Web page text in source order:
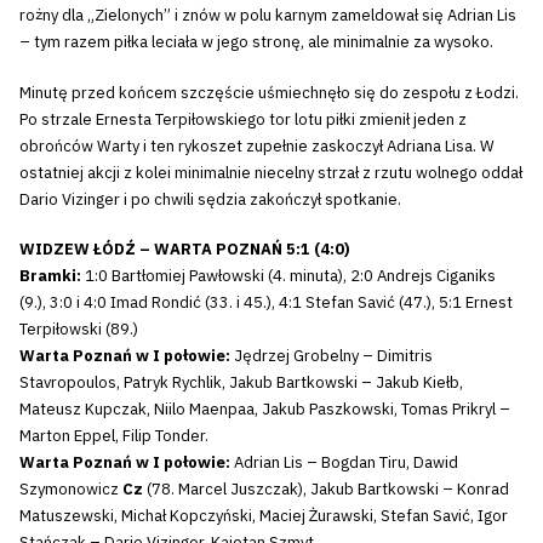
rożny dla „Zielonych” i znów w polu karnym zameldował się Adrian Lis
– tym razem piłka leciała w jego stronę, ale minimalnie za wysoko.
Minutę przed końcem szczęście uśmiechnęło się do zespołu z Łodzi.
Po strzale Ernesta Terpiłowskiego tor lotu piłki zmienił jeden z
obrońców Warty i ten rykoszet zupełnie zaskoczył Adriana Lisa. W
ostatniej akcji z kolei minimalnie niecelny strzał z rzutu wolnego oddał
Dario Vizinger i po chwili sędzia zakończył spotkanie.
WIDZEW ŁÓDŹ – WARTA POZNAŃ 5:1 (4:0)
Bramki: 1:0 Bartłomiej Pawłowski (4. minuta), 2:0 Andrejs Ciganiks
(9.), 3:0 i 4:0 Imad Rondić (33. i 45.), 4:1 Stefan Savić (47.), 5:1 Ernest
Terpiłowski (89.)
Warta Poznań w I połowie: Jędrzej Grobelny – Dimitris
Stavropoulos, Patryk Rychlik, Jakub Bartkowski – Jakub Kiełb,
Mateusz Kupczak, Niilo Maenpaa, Jakub Paszkowski, Tomas Prikryl –
Marton Eppel, Filip Tonder.
Warta Poznań w I połowie: Adrian Lis – Bogdan Tiru, Dawid
Szymonowicz Cz (78. Marcel Juszczak), Jakub Bartkowski – Konrad
Matuszewski, Michał Kopczyński, Maciej Żurawski, Stefan Savić, Igor